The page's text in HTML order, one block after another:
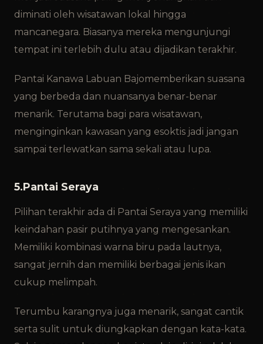
diminati oleh wisatawan lokal hingga
mancanegara. Biasanya mereka mengunjungi
tempat ini terlebih dulu atau dijadikan terakhir.
Pantai Kanawa Labuan Bajomemberikan suasana
yang berbeda dan nuansanya benar-benar
menarik. Terutama bagi para wisatawan,
menginginkan kawasan yang esoktis jadi jangan
sampai terlewatkan sama sekali atau lupa.
5.Pantai Seraya
Pilihan terakhir ada di Pantai Seraya yang memiliki
keindahan pasir putihnya yang mengesankan.
Memiliki kombinasi warna biru pada lautnya,
sangat jernih dan memiliki berbagai jenis ikan
cukup melimpah.
Terumbu karangnya juga menarik, sangat cantik
serta sulit untuk diungkapkan dengan kata-kata.